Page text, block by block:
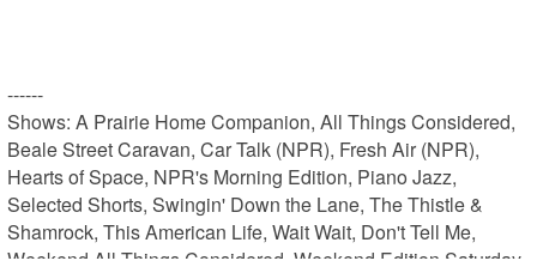
------
Shows: A Prairie Home Companion, All Things Considered,
Beale Street Caravan, Car Talk (NPR), Fresh Air (NPR),
Hearts of Space, NPR's Morning Edition, Piano Jazz,
Selected Shorts, Swingin' Down the Lane, The Thistle &
Shamrock, This American Life, Wait Wait, Don't Tell Me,
Weekend All Things Considered, Weekend Edition Saturday,